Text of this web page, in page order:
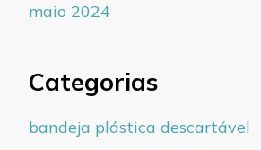
maio 2024
Categorias
bandeja plástica descartável